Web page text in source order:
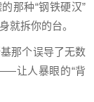
那种“钢铁硬汉”
就拆你的台。
那个误导了无数
让人暴眼的“背